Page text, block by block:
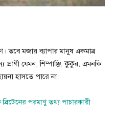
তবে মজার ব্যাপার মানুষ একমাত্র
প্রাণী যেমন, শিম্পাঞ্জি, কুকুর, এমনকি
হাসতে পারে না।
পরমাণু তথ্য পাচারকারী